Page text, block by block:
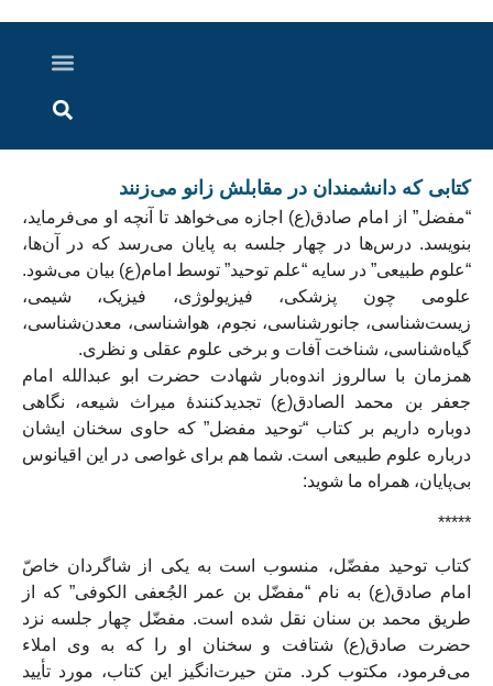
کتابی که دانشمندان در مقابلش زانو می‌زنند
“مفضل” از امام صادق(ع) اجازه می‌خواهد تا آنچه او می‌فرماید،
بنویسد. درس‌ها در چهار جلسه به پایان می‌رسد که در آن‌ها،
“علوم طبیعی” در سایه “علم توحید” توسط امام(ع) بیان می‌شود.
علومی چون پزشکی، فیزیولوژی، فیزیک، شیمی،
زیست‌شناسی، جانورشناسی، نجوم، هواشناسی، معدن‌شناسی،
گیاه‌شناسی، شناخت آفات و برخی علوم عقلی و نظری.
همزمان با سالروز اندوه‌بار شهادت حضرت ابو عبدالله امام
جعفر بن محمد الصادق(ع) تجدیدکنندۀ میراث شیعه، نگاهی
دوباره داریم بر کتاب “توحید مفضل” که حاوی سخنان ایشان
درباره علوم طبیعی است. شما هم برای غواصی در این اقیانوس
بی‌پایان، همراه ما شوید:
*****
کتاب توحید مفضّل، منسوب است به یکی از شاگردان خاصّ
امام صادق(ع) به نام “مفضّل بن عمر الجُعفی الکوفی” که از
طریق محمد بن سنان نقل شده است. مفضّل چهار جلسه نزد
حضرت صادق(ع) شتافت و سخنان او را که به وی املاء
می‌فرمود، مکتوب کرد. متن حیرت‌انگیز این کتاب، مورد تأیید